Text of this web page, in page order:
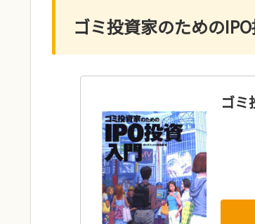
ゴミ投資家のための
ゴミ